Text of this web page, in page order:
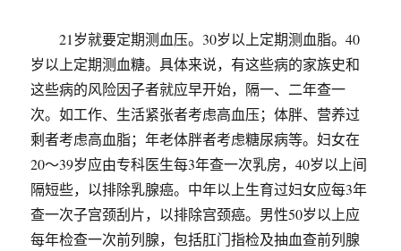
21岁就要定期测血压。30岁以上定期测血脂。40
岁以上定期测血糖。具体来说，有这些病的家族史和
这些病的风险因子者就应早开始，隔一、二年查一
次。如工作、生活紧张者考虑高血压；体胖、营养过
剩者考虑高血脂；年老体胖者考虑糖尿病等。妇女在
20～39岁应由专科医生每3年查一次乳房，40岁以上间
隔短些，以排除乳腺癌。中年以上生育过妇女应每3年
查一次子宫颈刮片，以排除宫颈癌。男性50岁以上应
每年检查一次前列腺，包括肛门指检及抽血查前列腺